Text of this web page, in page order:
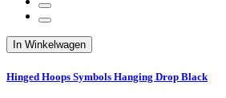
In Winkelwagen
Hinged Hoops Symbols Hanging Drop Black